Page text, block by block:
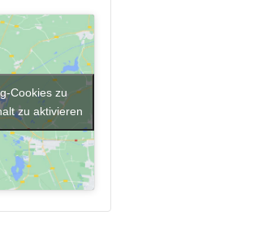
Cookies zu
zu aktivieren